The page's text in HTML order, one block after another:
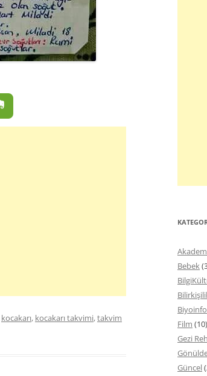
kocakarı, kocakarı takvimi,takvim
Bebek
Film (10)
Gezi
Güncel